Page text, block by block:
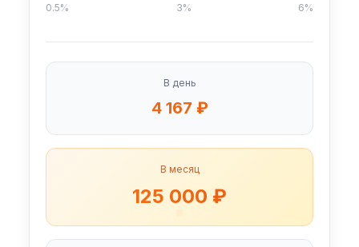
0.5% 3% 6%
В день
4 167 ₽
В месяц
125 000 ₽